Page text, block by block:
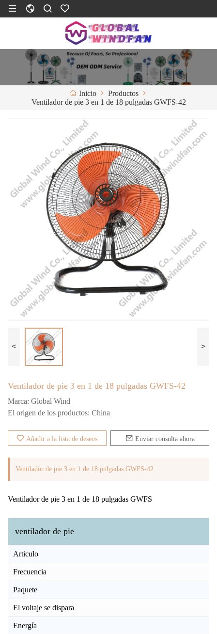
Inicio
Productos
Ventilador de pie 3 en 1 de 18 pulgadas GWFS-42
< >
Ventilador de pie 3 en 1 de 18 pulgadas GWFS-42
Marca: Global Wind
El origen de los productos: China
Añadir a la lista de deseos Enviar consulta ahora
Ventilador de pie 3 en 1 de 18 pulgadas GWFS-42
Ventilador de pie 3 en 1 de 18 pulgadas GWFS
ventilador de pie
Articulo
Frecuencia
Paquete
El voltaje se dispara
Energía